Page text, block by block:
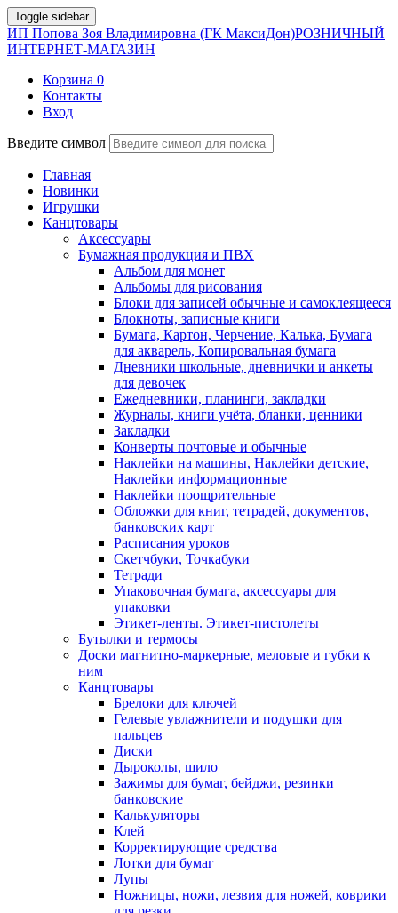
Toggle sidebar
ИП Попова Зоя Владимировна (ГК МаксиДон)РОЗНИЧНЫЙ
ИНТЕРНЕТ-МАГАЗИН
Корзина 0
Контакты
Вход
Введите символ
Главная
Новинки
Игрушки
Канцтовары
Аксессуары
Бумажная продукция и ПВХ
Альбом для монет
Альбомы для рисования
Блоки для записей обычные и самоклеящееся
Блокноты, записные книги
Бумага, Картон, Черчение, Калька, Бумага
для акварель, Копировальная бумага
Дневники школьные, дневнички и анкеты
для девочек
Ежедневники, планинги, закладки
Журналы, книги учёта, бланки, ценники
Закладки
Конверты почтовые и обычные
Наклейки на машины, Наклейки детские,
Наклейки информационные
Наклейки поощрительные
Обложки для книг, тетрадей, документов,
банковских карт
Расписания уроков
Скетчбуки, Точкабуки
Тетради
Упаковочная бумага, аксессуары для
упаковки
Этикет-ленты. Этикет-пистолеты
Бутылки и термосы
Доски магнитно-маркерные, меловые и губки к
ним
Канцтовары
Брелоки для ключей
Гелевые увлажнители и подушки для
пальцев
Диски
Дыроколы, шило
Зажимы для бумаг, бейджи, резинки
банковские
Калькуляторы
Клей
Корректирующие средства
Лотки для бумаг
Лупы
Ножницы, ножи, лезвия для ножей, коврики